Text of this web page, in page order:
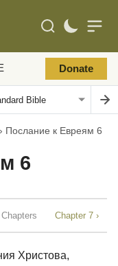
Donate
› Послание к Евреям 6
6
Chapter 7 ›
Христова,